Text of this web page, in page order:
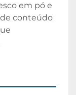
em pó e
conteúdo